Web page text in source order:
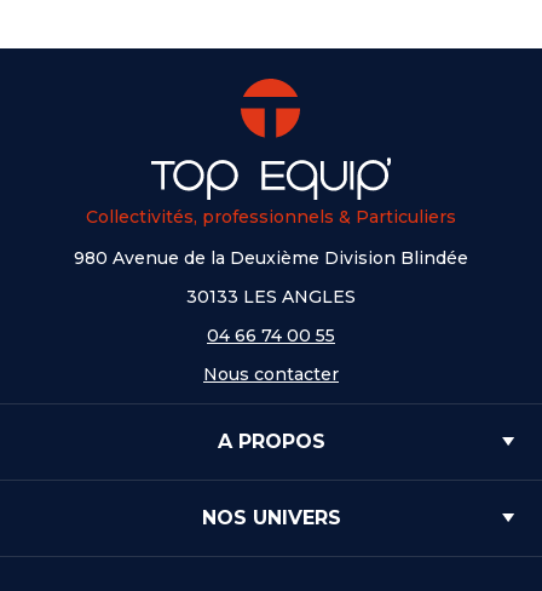
Collectivités, professionnels & Particuliers
980 Avenue de la Deuxième Division Blindée
30133 LES ANGLES
04 66 74 00 55
Nous contacter
A PROPOS
NOS UNIVERS